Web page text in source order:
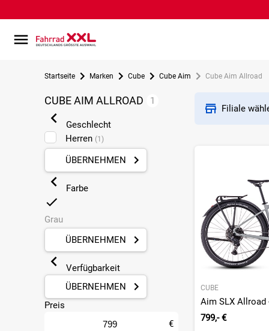
Startseite Marken Cube Cube Aim Cube Aim Allroad
CUBE AIM ALLROAD 1
Geschlecht
Herren (1)
ÜBERNEHMEN
Farbe
Grau
ÜBERNEHMEN
Verfügbarkeit
ÜBERNEHMEN
Preis
€
Filiale
CUBE
Aim SLX Allroad
799,- €